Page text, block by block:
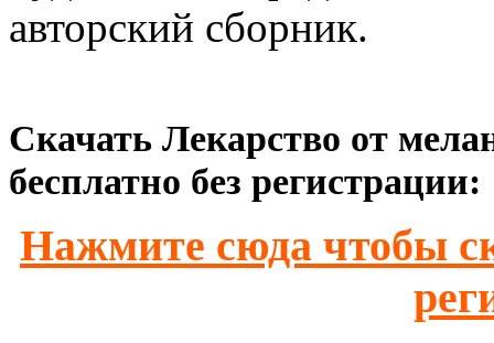
авторский сборник.
Скачать Лекарство от
бесплатно без регистрации:
Нажмите сюда чтобы